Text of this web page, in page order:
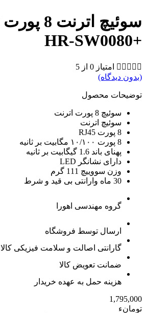
+HR-SW0080
    
امتیاز 0 از 5
(بدون دیدگاه)
توضیحات محصول
سوئیچ 8 پورت اترنت
سوئیچ اترنت
8 پورت RJ45
8 پورت ۱۰/۱۰۰ مگابیت بر ثانیه
پهنای باند 1.6 گیگابیت بر ثانیه
دارای نشانگر LED
وزن سووییچ 111 گرم
30 ماه وارانتی بی قید و شرط
گروه مهندسی اهورا
ارسال توسط فروشگاه
گارانتی اصالت و سلامت فیزیکی کالا
ضمانت تعویض کالا
هزینه حمل به عهده خریدار
1,795,000
تومانء